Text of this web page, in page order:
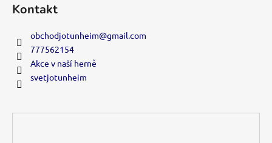
Kontakt
obchodjotunheim@gmail.com
777562154
Akce v naší herně
svetjotunheim